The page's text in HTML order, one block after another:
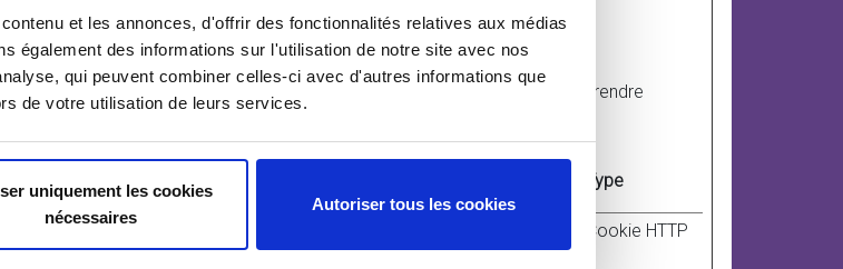
et les annonces, d'offrir des fonctionnalités relatives aux médias
également des informations sur l'utilisation de notre site avec nos
qui peuvent combiner celles-ci avec d'autres informations que
de votre utilisation de leurs services.
uniquement les cookies
nécessaires
Autoriser tous les cookies
et la communication d'informations de manière anonyme, à comprendre
conservation
Type
un identifiant unique utilisé pour générer
données statistiques sur la façon dont le visiteur
Cookie HTTP